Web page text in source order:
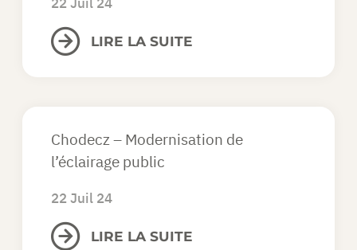
LIRE LA SUITE
Chodecz – Modernisation de
l’éclairage public
LIRE LA SUITE
22 Juil 24